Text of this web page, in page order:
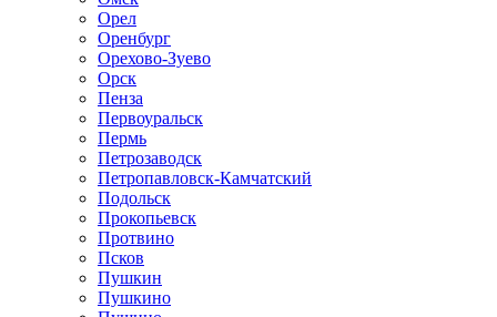
Орел
Оренбург
Орехово-Зуево
Орск
Пенза
Первоуральск
Пермь
Петрозаводск
Петропавловск-Камчатский
Подольск
Прокопьевск
Протвино
Псков
Пушкин
Пушкино